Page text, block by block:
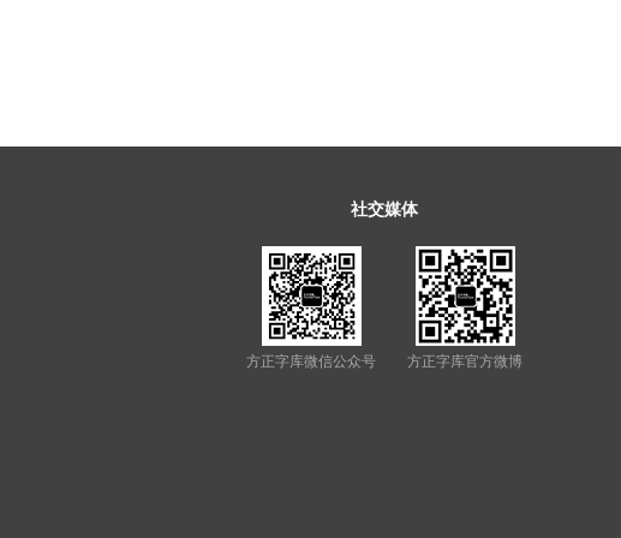
社交媒体
方正字库微信公众号 方正字库官方微博